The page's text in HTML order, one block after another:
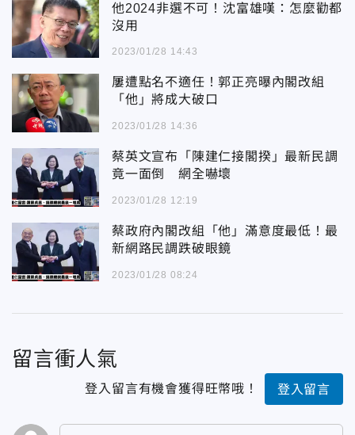
他2024非選不可！沈富雄嘆：怎麼勸都
沒用
2023/01/28 14:43
屢遭點名不適任！郭正亮曝內閣改組
「他」將成大破口
2023/01/28 14:36
蔡英文宣布「陳建仁接閣揆」最新民調
竟一面倒 網全嚇壞
2023/01/28 12:19
蔡政府內閣改組「他」滿意度最低！最
新網路民調跌破眼鏡
2023/01/28 08:24
留言衝人氣
登入留言有機會獲得旺幣哦！ 登入留言